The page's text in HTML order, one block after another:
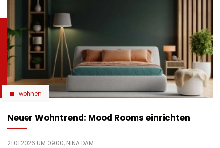
wohnen
Neuer Wohntrend: Mood Rooms einrichten
21.01.2026 UM 09:00, NINA DAM